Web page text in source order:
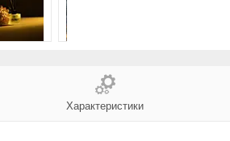
Характеристики